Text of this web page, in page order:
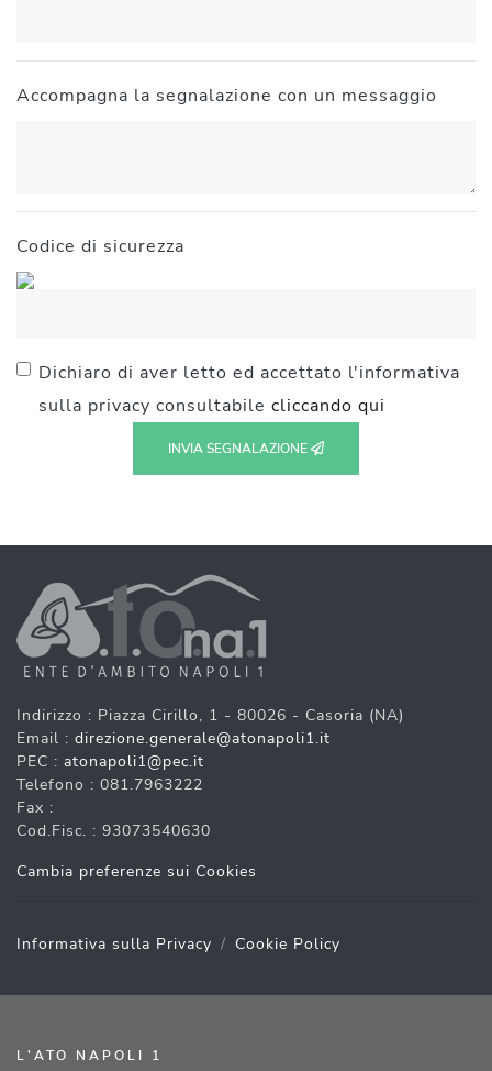
Accompagna la segnalazione con un messaggio
Codice di sicurezza
Dichiaro di aver letto ed accettato l'informativa
sulla privacy consultabile cliccando qui
INVIA SEGNALAZIONE
Indirizzo : Piazza Cirillo, 1 - 80026 - Casoria (NA)
Email : direzione.generale@atonapoli1.it
PEC : atonapoli1@pec.it
Telefono : 081.7963222
Fax :
Cod.Fisc. : 93073540630
Cambia preferenze sui Cookies
Informativa sulla Privacy Cookie Policy
L'ATO NAPOLI 1